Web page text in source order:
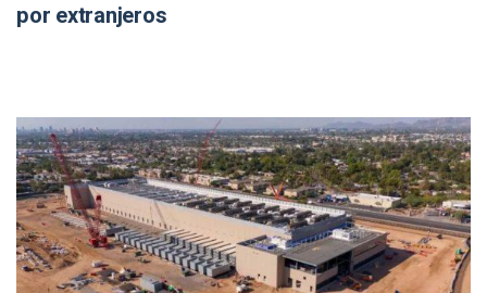
por extranjeros